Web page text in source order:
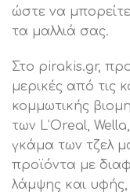
ώστε να
τα μαλλιά σας.
Στο pirakis.gr,
μερικές από τις
κομμωτικής
των L’Oreal,
γκάμα των τζελ
προϊόντα με
λάμψης και